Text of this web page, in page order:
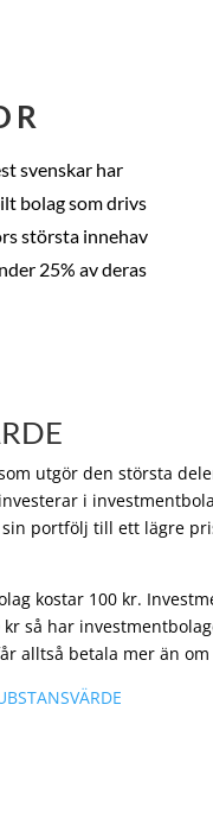
svenskar har
bolag som drivs
största innehav
25% av deras
utgör den största
i
portfölj till ett lägre
kostar 100 kr.
kr så har
alltså betala mer än